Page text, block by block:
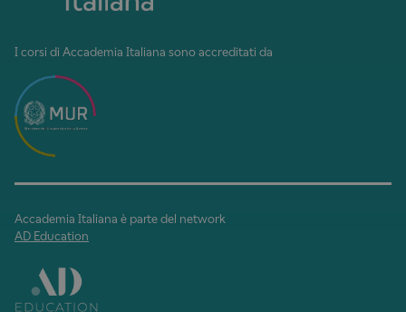
I corsi di Accademia Italiana sono accreditati da
Accademia Italiana è parte del network
AD Education